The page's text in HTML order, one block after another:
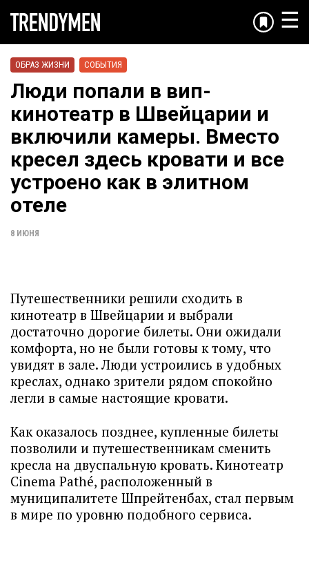
☰
ОБРАЗ ЖИЗНИ СОБЫТИЯ
Люди попали в вип-
кинотеатр в Швейцарии и
включили камеры. Вместо
кресел здесь кровати и все
устроено как в элитном
отеле
8 ИЮНЯ
Путешественники решили сходить в
кинотеатр в Швейцарии и выбрали
достаточно дорогие билеты. Они ожидали
комфорта, но не были готовы к тому, что
увидят в зале. Люди устроились в удобных
креслах, однако зрители рядом спокойно
легли в самые настоящие кровати.
Как оказалось позднее, купленные билеты
позволили и путешественникам сменить
кресла на двуспальную кровать. Кинотеатр
Cinema Pathé, расположенный в
муниципалитете Шпрейтенбах, стал первым
в мире по уровню подобного сервиса.